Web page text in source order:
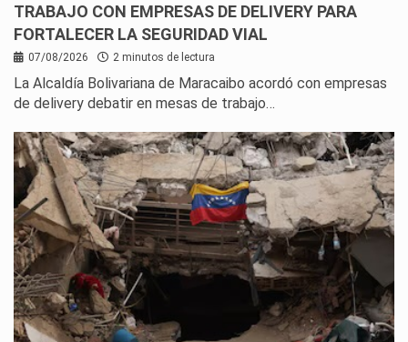
TRABAJO CON EMPRESAS DE DELIVERY PARA
FORTALECER LA SEGURIDAD VIAL
07/08/2026 2 minutos de lectura
La Alcaldía Bolivariana de Maracaibo acordó con empresas
de delivery debatir en mesas de trabajo…